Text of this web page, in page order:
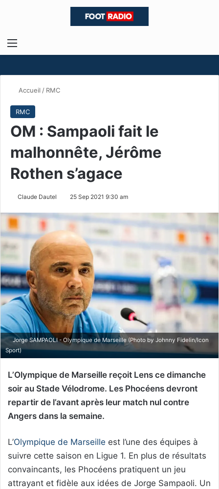
Menu
Accueil / RMC
RMC
OM : Sampaoli fait le
malhonnête, Jérôme
Rothen s’agace
Claude Dautel 25 Sep 2021 9:30 am
Jorge SAMPAOLI - Olympique de Marseille (Photo by Johnny Fidelin/Icon
Sport)
L’Olympique de Marseille reçoit Lens ce dimanche
soir au Stade Vélodrome. Les Phocéens devront
repartir de l’avant après leur match nul contre
Angers dans la semaine.
L’Olympique de Marseille est l’une des équipes à
suivre cette saison en Ligue 1. En plus de résultats
convaincants, les Phocéens pratiquent un jeu
attrayant et fidèle aux idées de Jorge Sampaoli. Un